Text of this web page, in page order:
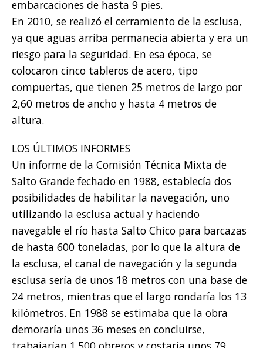
embarcaciones de hasta 9 pies.
En 2010, se realizó el cerramiento de la esclusa,
ya que aguas arriba permanecía abierta y era un
riesgo para la seguridad. En esa época, se
colocaron cinco tableros de acero, tipo
compuertas, que tienen 25 metros de largo por
2,60 metros de ancho y hasta 4 metros de
altura.
LOS ÚLTIMOS INFORMES
Un informe de la Comisión Técnica Mixta de
Salto Grande fechado en 1988, establecía dos
posibilidades de habilitar la navegación, uno
utilizando la esclusa actual y haciendo
navegable el río hasta Salto Chico para barcazas
de hasta 600 toneladas, por lo que la altura de
la esclusa, el canal de navegación y la segunda
esclusa sería de unos 18 metros con una base de
24 metros, mientras que el largo rondaría los 13
kilómetros. En 1988 se estimaba que la obra
demoraría unos 36 meses en concluirse,